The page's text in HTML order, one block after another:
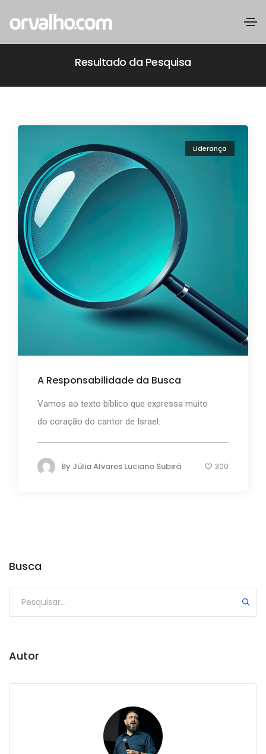
Resultado da Pesquisa
Liderança
A Responsabilidade da Busca
Vamos ao texto bíblico que expressa muito
do coração do cantor de Israel:
By Júlia Alvares Luciano Subirá 300
Busca
Autor